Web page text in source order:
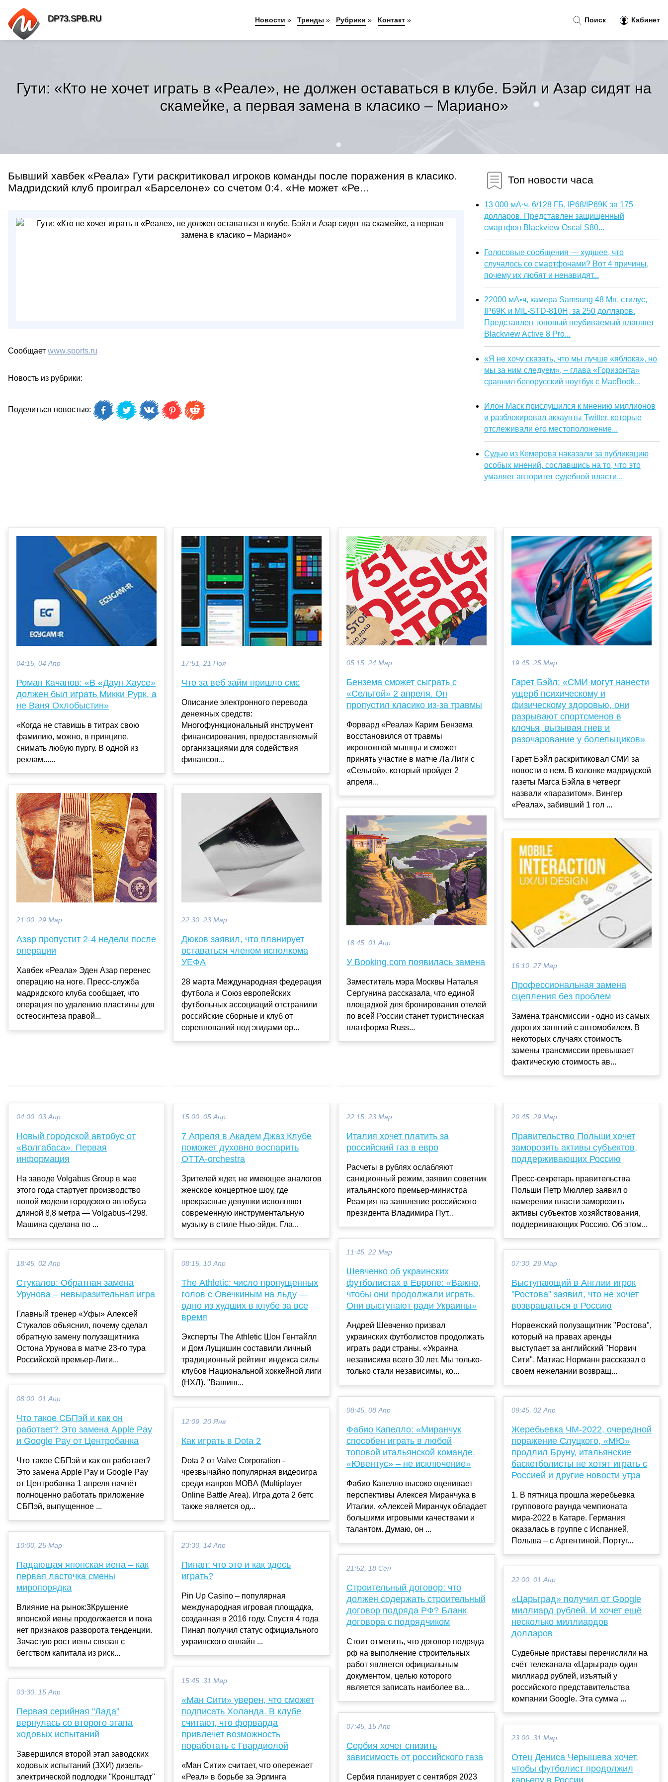
Гути: «Кто не хочет играть в «Реале», не должен оставаться в клубе. Бэйл и Азар сидят на
скамейке, а первая замена в класико – Мариано»
Бывший хавбек «Реала» Гути раскритиковал игроков команды после поражения в класико.
Мадридский клуб проиграл «Барселоне» со счетом 0:4. «Не может «Ре...
Сообщает www.sports.ru
Новость из рубрики:
Поделиться новостью:
Топ новости часа
13 000 мА·ч, 6/128 ГБ, IP68/IP69K за 175
долларов. Представлен защищенный
смартфон Blackview Oscal S80...
Голосовые сообщения — худшее, что
случалось со смартфонами? Вот 4 причины,
почему их любят и ненавидят...
22000 мА•ч, камера Samsung 48 Мп, стилус,
IP69K и MIL-STD-810H, за 250 долларов.
Представлен топовый неубиваемый планшет
Blackview Active 8 Pro...
«Я не хочу сказать, что мы лучше «яблока», но
мы за ним следуем», – глава «Горизонта»
сравнил белорусский ноутбук с MacBook...
Илон Маск прислушился к мнению миллионов
и разблокировал аккаунты Twitter, которые
отслеживали его местоположение...
Судью из Кемерова наказали за публикацию
особых мнений, сославшись на то, что это
умаляет авторитет судебной власти...
04:15, 04 Апр
Роман Качанов: «В «Даун Хаусе»
должен был играть Микки Рурк, а
не Ваня Охлобыстин»
«Когда не ставишь в титрах свою
фамилию, можно, в принципе,
снимать любую пургу. В одной из
реклам......
21:00, 29 Мар
Азар пропустит 2-4 недели после
операции
Хавбек «Реала» Эден Азар перенес
операцию на ноге. Пресс-служба
мадридского клуба сообщает, что
операция по удалению пластины для
остеосинтеза правой...
17:51, 21 Ноя
Что за веб займ пришло смс
Описание электронного перевода
денежных средств:
Многофункциональный инструмент
финансирования, предоставляемый
организациями для содействия
финансов...
22:30, 23 Мар
Дюков заявил, что планирует
оставаться членом исполкома
УЕФА
28 марта Международная федерация
футбола и Союз европейских
футбольных ассоциаций отстранили
российские сборные и клуб от
соревнований под эгидами ор...
05:15, 24 Мар
Бензема сможет сыграть с
«Сельтой» 2 апреля. Он
пропустил класико из-за травмы
Форвард «Реала» Карим Бензема
восстановился от травмы
икроножной мышцы и сможет
принять участие в матче Ла Лиги с
«Сельтой», который пройдет 2
апреля...
18:45, 01 Апр
У Booking.com появилась замена
Заместитель мэра Москвы Наталья
Сергунина рассказала, что единой
площадкой для бронирования отелей
по всей России станет туристическая
платформа Russ...
19:45, 25 Мар
Гарет Бэйл: «СМИ могут нанести
ущерб психическому и
физическому здоровью, они
разрывают спортсменов в
клочья, вызывая гнев и
разочарование у болельщиков»
Гарет Бэйл раскритиковал СМИ за
новости о нем. В колонке мадридской
газеты Marca Бэйла в четверг
назвали «паразитом». Вингер
«Реала», забивший 1 гол ...
16:10, 27 Мар
Профессиональная замена
сцепления без проблем
Замена трансмиссии - одно из самых
дорогих занятий с автомобилем. В
некоторых случаях стоимость
замены трансмиссии превышает
фактическую стоимость ав...
04:00, 03 Апр
Новый городской автобус от
«Волгабаса». Первая
информация
На заводе Volgabus Group в мае
этого года стартует производство
новой модели городского автобуса
длиной 8,8 метра — Volgabus-4298.
Машина сделана по ...
18:45, 02 Апр
Стукалов: Обратная замена
Урунова – невыразительная игра
Главный тренер «Уфы» Алексей
Стукалов объяснил, почему сделал
обратную замену полузащитника
Остона Урунова в матче 23-го тура
Российской премьер-Лиги...
08:00, 01 Апр
Что такое СБПэй и как он
работает? Это замена Apple Pay
и Google Pay от Центробанка
Что такое СБПэй и как он работает?
Это замена Apple Pay и Google Pay
от Центробанка 1 апреля начнёт
полноценно работать приложение
СБПэй, выпущенное ...
10:00, 25 Мар
Падающая японская иена – как
первая ласточка смены
миропорядка
Влияние на рынок:3Крушение
японской иены продолжается и пока
нет признаков разворота тенденции.
Зачастую рост иены связан с
бегством капитала из риск...
03:30, 15 Апр
Первая серийная "Лада"
вернулась со второго этапа
ходовых испытаний
Завершился второй этап заводских
ходовых испытаний (ЗХИ) дизель-
электрической подлодки "Кронштадт"
15:00, 05 Апр
7 Апреля в Академ Джаз Клубе
поможет духовно воспарить
ОТТА-orchestra
Зрителей ждет, не имеющее аналогов
женское концертное шоу, где
прекрасные девушки исполняют
современную инструментальную
музыку в стиле Нью-эйдж. Гла...
08:15, 10 Апр
The Athletic: число пропущенных
голов с Овечкиным на льду —
одно из худших в клубе за все
время
Эксперты The Athletic Шон Гентайлл
и Дом Лущишин составили личный
традиционный рейтинг индекса силы
клубов Национальной хоккейной лиги
(НХЛ). "Вашинг...
12:09, 20 Янв
Как играть в Dota 2
Dota 2 от Valve Corporation -
чрезвычайно популярная видеоигра
среди жанров MOBA (Multiplayer
Online Battle Area). Игра дота 2 бетс
также является од...
23:30, 14 Апр
Пинап: что это и как здесь
играть?
Pin Up Casino – популярная
международная игровая площадка,
созданная в 2016 году. Спустя 4 года
Пинап получил статус официального
украинского онлайн ...
15:45, 31 Мар
«Ман Сити» уверен, что сможет
подписать Холанда. В клубе
считают, что форварда
привлечет возможность
поработать с Гвардиолой
«Ман Сити» считает, что опережает
«Реал» в борьбе за Эрлинга
22:15, 23 Мар
Италия хочет платить за
российский газ в евро
Расчеты в рублях ослабляют
санкционный режим, заявил советник
итальянского премьер-министра
Реакция на заявление российского
президента Владимира Пут...
11:45, 22 Мар
Шевченко об украинских
футболистах в Европе: «Важно,
чтобы они продолжали играть.
Они выступают ради Украины»
Андрей Шевченко призвал
украинских футболистов продолжать
играть ради страны. «Украина
независима всего 30 лет. Мы только-
только стали независимы, ко...
08:45, 08 Апр
Фабио Капелло: «Миранчук
способен играть в любой
топовой итальянской команде.
«Ювентус» – не исключение»
Фабио Капелло высоко оценивает
перспективы Алексея Миранчука в
Италии. «Алексей Миранчук обладает
большими игровыми качествами и
талантом. Думаю, он ...
21:52, 18 Сен
Строительный договор: что
должен содержать строительный
договор подряда РФ? Бланк
договора с подрядчиком
Стоит отметить, что договор подряда
рф на выполнение строительных
работ является официальным
документом, целью которого
является записать наиболее ва...
07:45, 15 Апр
Сербия хочет снизить
зависимость от российского газа
Сербия планирует с сентября 2023
20:45, 29 Мар
Правительство Польши хочет
заморозить активы субъектов,
поддерживающих Россию
Пресс-секретарь правительства
Польши Петр Мюллер заявил о
намерении власти заморозить
активы субъектов хозяйствования,
поддерживающих Россию. Об этом...
07:30, 29 Мар
Выступающий в Англии игрок
"Ростова" заявил, что не хочет
возвращаться в Россию
Норвежский полузащитник "Ростова",
который на правах аренды
выступает за английский "Норвич
Сити", Матиас Норманн рассказал о
своем нежелании возвращ...
09:45, 02 Апр
Жеребьевка ЧМ-2022, очередной
поражение Слуцкого, «МЮ»
продлил Бруну, итальянские
баскетболисты не хотят играть с
Россией и другие новости утра
1. В пятница прошла жеребьевка
группового раунда чемпионата
мира-2022 в Катаре. Германия
оказалась в группе с Испанией,
Польша – с Аргентиной, Португ...
22:00, 01 Апр
«Царьград» получил от Google
миллиард рублей. И хочет ещё
несколько миллиардов
долларов
Cудебные приставы перечислили на
счёт телеканала «Царьград» один
миллиард рублей, изъятый у
российского представительства
компании Google. Эта сумма ...
23:00, 31 Мар
Отец Дениса Черышева хочет,
чтобы футболист продолжил
Поиск Кабинет
DP73.SPB.RU Новости » Тренды » Рубрики » Контакт »